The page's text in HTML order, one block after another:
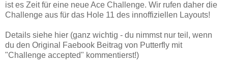
ist es Zeit für eine neue Ace Challenge. Wir rufen daher die
Challenge aus für das Hole 11 des innoffiziellen Layouts!
Details siehe hier (ganz wichtig - du nimmst nur teil, wenn
du den Original Faebook Beitrag von Putterfly mit
"Challenge accepted" kommentierst!)